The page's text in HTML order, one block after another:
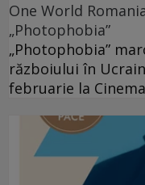
One World
„Photophobia”
„Photophobia”
războiului în
februarie la